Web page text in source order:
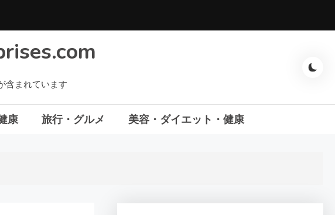
含まれています
康 旅行・グルメ 美容・ダイエット・健康